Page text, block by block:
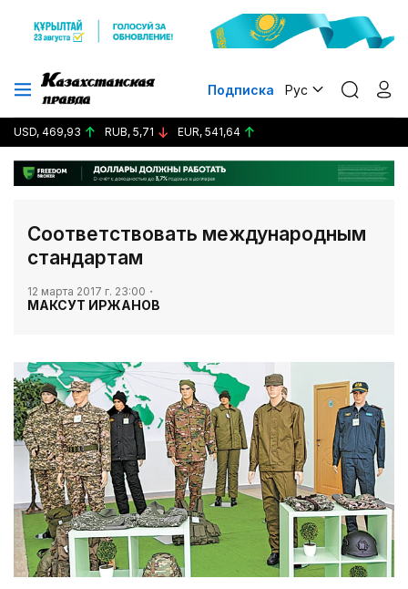
Подписка Рус
USD, 469,93 RUB, 5,71 EUR, 541,64
Соответствовать международным
стандартам
12 марта 2017 г. 23:00
МАКСУТ ИРЖАНОВ